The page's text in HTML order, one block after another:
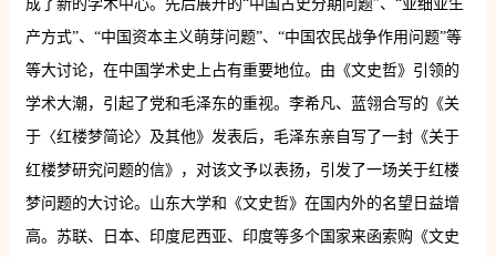
成了新的学术中心。先后展开的“中国古史分期问题”、“亚细亚生
产方式”、“中国资本主义萌芽问题”、“中国农民战争作用问题”等
等大讨论，在中国学术史上占有重要地位。由《文史哲》引领的
学术大潮，引起了党和毛泽东的重视。李希凡、蓝翎合写的《关
于〈红楼梦简论〉及其他》发表后，毛泽东亲自写了一封《关于
红楼梦研究问题的信》，对该文予以表扬，引发了一场关于红楼
梦问题的大讨论。山东大学和《文史哲》在国内外的名望日益增
高。苏联、日本、印度尼西亚、印度等多个国家来函索购《文史